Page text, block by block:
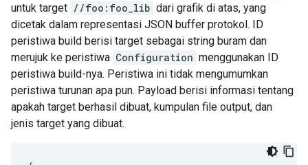
untuk target //foo:foo_lib dari grafik di atas, yang
dicetak dalam representasi JSON buffer protokol. ID
peristiwa build berisi target sebagai string buram dan
merujuk ke peristiwa Configuration menggunakan ID
peristiwa build-nya. Peristiwa ini tidak mengumumkan
peristiwa turunan apa pun. Payload berisi informasi tentang
apakah target berhasil dibuat, kumpulan file output, dan
jenis target yang dibuat.